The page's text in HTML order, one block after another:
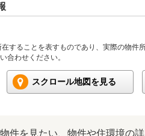
することを表すものであり、実際の物件
合わせください。
スクロール地図を見る
物件を見たい、物件や住環境の